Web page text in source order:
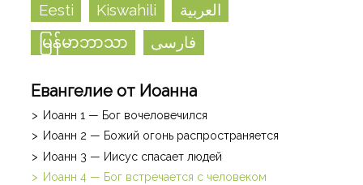
Eesti Kiswahili
العربية
မြန်မာဘာသာ
فارسی
Евангелие от Иоанна
Иоанн 1 — Бог вочеловечился
Иоанн 2 — Божий огонь распространяется
Иоанн 3 — Иисус спасает людей
Иоанн 4 — Бог встречается с человеком